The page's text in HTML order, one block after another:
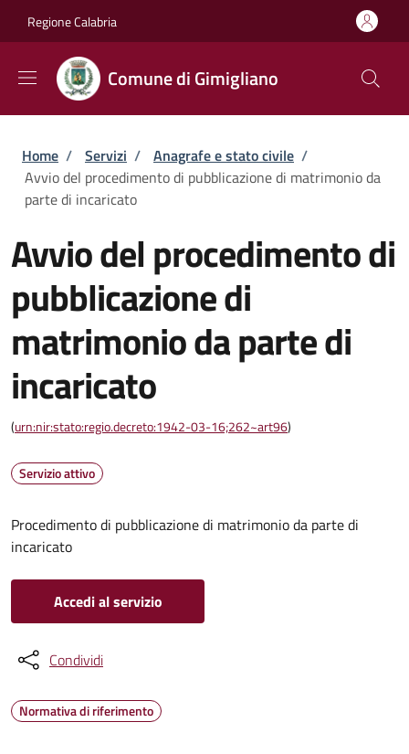
Regione Calabria
Comune di Gimigliano
Briciole di pane
Home / Servizi / Anagrafe e stato civile /
Avvio del procedimento di pubblicazione di matrimonio da
parte di incaricato
Avvio del procedimento di
pubblicazione di
matrimonio da parte di
incaricato
(urn:nir:stato:regio.decreto:1942-03-16;262~art96)
Servizio attivo
Procedimento di pubblicazione di matrimonio da parte di
incaricato
Accedi al servizio
Condividi
Normativa di riferimento